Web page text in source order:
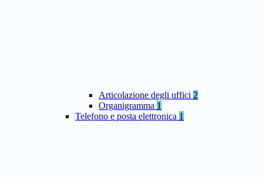
Articolazione degli uffici 2
Organigramma 1
Telefono e posta elettronica 1